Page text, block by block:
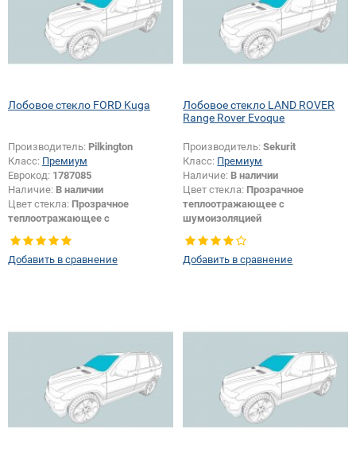
Лобовое стекло FORD Kuga
Производитель: Pilkington
Класс: Премиум
Еврокод: 1787085
Наличие: В наличии
Цвет стекла: Прозрачное
теплоотражающее с
Тип кузова:Внедорожник
Изменение крепления зеркала +
Добавить в сравнение
Лобовое стекло LAND ROVER
Range Rover Evoque
Производитель:Sekurit
Класс: Премиум
Наличие: В наличии
Цвет стекла: Прозрачное
теплоотражающее с
шумоизоляцией
Добавить в сравнение